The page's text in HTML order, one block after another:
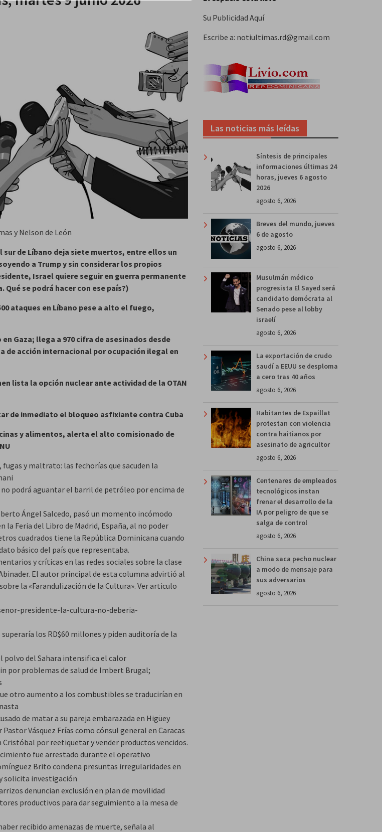
y Nelson de León
sur de Líbano deja siete muertos, entre ellos un
a Trump y sin considerar los propios
Israel quiere seguir en guerra permanente
se podrá hacer con ese país?)
ataques en Líbano pese a alto el fuego,
Gaza; llega a 970 cifra de asesinados desde
de acción internacional por ocupación ilegal en
lista la opción nuclear ante actividad de la OTAN
de inmediato el bloqueo asfixiante contra Cuba
y alimentos, alerta el alto comisionado de
fugas y maltrato: las fechorías que sacuden la
podrá aguantar el barril de petróleo por encima de
Ángel Salcedo, pasó un momento incómodo
la Feria del Libro de Madrid, España, al no poder
cuadrados tiene la República Dominicana cuando
básico del país que representaba.
y críticas en las redes sociales sobre la clase
El autor principal de esta columna advirtió al
la «Farandulización de la Cultura». Ver articulo
presidente-la-cultura-no-deberia-
los RD$60 millones y piden auditoría de la
polvo del Sahara intensifica el calor
por problemas de salud de Imbert Brugal;
otro aumento a los combustibles se traducirían en
de matar a su pareja embarazada en Higüey
Vásquez Frías como cónsul general en Caracas
Cristóbal por reetiquetar y vender productos vencidos.
fue arrestado durante el operativo
Brito condena presuntas irregularidades en
solicita investigación
denuncian exclusión en plan de movilidad
productivos para dar seguimiento a la mesa de
recibido amenazas de muerte, señala al
Su Publicidad Aquí
Escribe a: notiultimas.rd@gmail.com
Las noticias más leídas
Síntesis de principales
informaciones últimas 24
horas, jueves 6 agosto
2026
agosto 6, 2026
Breves del mundo, jueves
6 de agosto
agosto 6, 2026
Musulmán médico
progresista El Sayed será
candidato demócrata al
Senado pese al lobby
israelí
agosto 6, 2026
La exportación de crudo
saudí a EEUU se desploma
a cero tras 40 años
agosto 6, 2026
Habitantes de Espaillat
protestan con violencia
contra haitianos por
asesinato de agricultor
agosto 6, 2026
Centenares de empleados
tecnológicos instan
frenar el desarrollo de la
IA por peligro de que se
salga de control
agosto 6, 2026
China saca pecho nuclear
a modo de mensaje para
sus adversarios
agosto 6, 2026